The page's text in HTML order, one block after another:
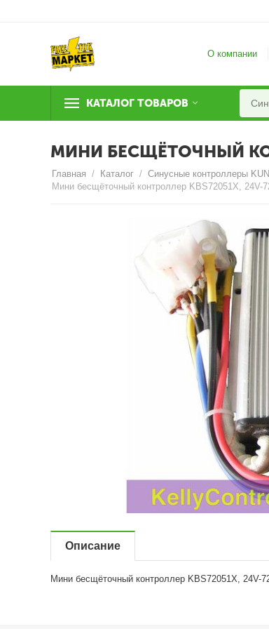
О компании
КАТАЛОГ ТОВАРОВ
МИНИ БЕСЩЁТОЧНЫЙ
Главная / Каталог / Синусные контроллеры
Мини бесщёточный контроллер KBS72051X, 24V-
Описание
Мини бесщёточный контроллер KBS72051X, 24V-